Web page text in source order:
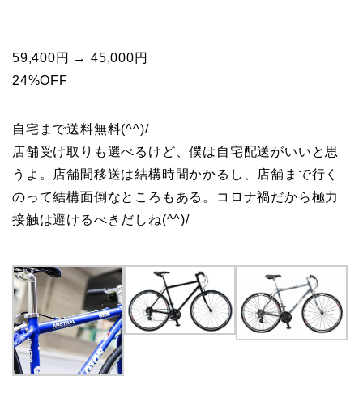
59,400円 → 45,000円
24%OFF
自宅まで送料無料(^^)/
店舗受け取りも選べるけど、僕は自宅配送がいいと思
うよ。店舗間移送は結構時間かかるし、店舗まで行く
のって結構面倒なところもある。コロナ禍だから極力
接触は避けるべきだしね(^^)/